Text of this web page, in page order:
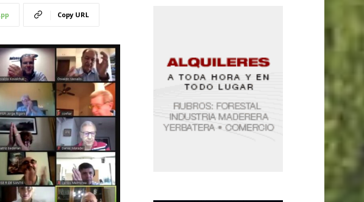
Copy URL